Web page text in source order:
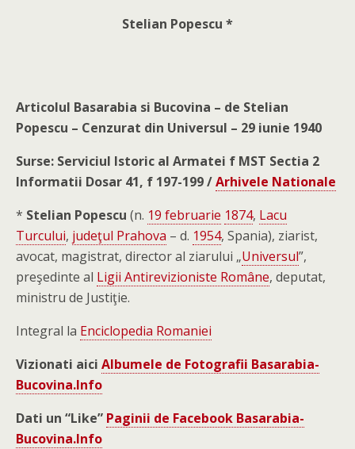
Stelian Popescu *
Articolul Basarabia si Bucovina – de Stelian
Popescu – Cenzurat din Universul – 29 iunie 1940
Surse: Serviciul Istoric al Armatei f MST Sectia 2
Informatii Dosar 41, f 197-199 /Arhivele Nationale
* Stelian Popescu (n. 19 februarie 1874, Lacu
Turcului, judeţul Prahova – d. 1954, Spania), ziarist,
avocat, magistrat, director al ziarului „Universul”,
preşedinte al Ligii Antirevizioniste Române, deputat,
ministru de Justiţie.
Integral la Enciclopedia Romaniei
Vizionati aici Albumele de Fotografii Basarabia-
Bucovina.Info
Dati un “Like” Paginii de Facebook Basarabia-
Bucovina.Info